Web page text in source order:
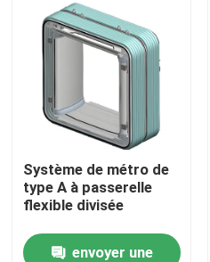
À la maison
Produits
Système de métro de
type A à passerelle
flexible divisée
envoyer une